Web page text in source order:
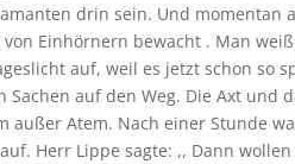
drin sein. Und momentan
Einhörnern bewacht . Man
auf, weil es jetzt schon so
auf den Weg. Die Axt und
Atem. Nach einer Stunde
Herr Lippe sagte: ,, Dann